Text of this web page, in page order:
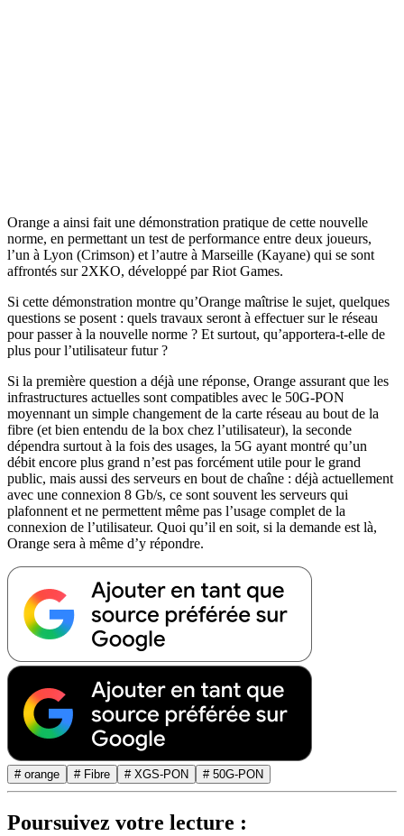
Orange a ainsi fait une démonstration pratique de cette nouvelle
norme, en permettant un test de performance entre deux joueurs,
l’un à Lyon (Crimson) et l’autre à Marseille (Kayane) qui se sont
affrontés sur 2XKO, développé par Riot Games.
Si cette démonstration montre qu’Orange maîtrise le sujet, quelques
questions se posent : quels travaux seront à effectuer sur le réseau
pour passer à la nouvelle norme ? Et surtout, qu’apportera-t-elle de
plus pour l’utilisateur futur ?
Si la première question a déjà une réponse, Orange assurant que les
infrastructures actuelles sont compatibles avec le 50G-PON
moyennant un simple changement de la carte réseau au bout de la
fibre (et bien entendu de la box chez l’utilisateur), la seconde
dépendra surtout à la fois des usages, la 5G ayant montré qu’un
débit encore plus grand n’est pas forcément utile pour le grand
public, mais aussi des serveurs en bout de chaîne : déjà actuellement
avec une connexion 8 Gb/s, ce sont souvent les serveurs qui
plafonnent et ne permettent même pas l’usage complet de la
connexion de l’utilisateur. Quoi qu’il en soit, si la demande est là,
Orange sera à même d’y répondre.
# orange # Fibre # XGS-PON # 50G-PON
Poursuivez votre lecture :